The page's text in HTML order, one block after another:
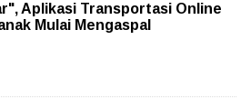
Aplikasi Transportasi Online
Mulai Mengaspal